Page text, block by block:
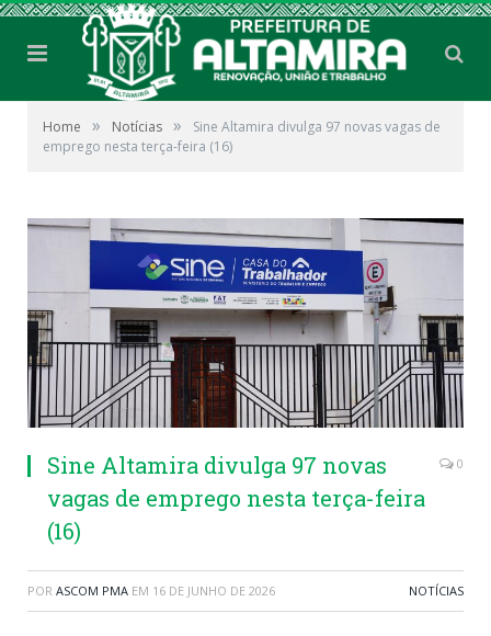
Home » Notícias »
Sine Altamira divulga 97 novas vagas de
emprego nesta terça-feira (16)
Sine Altamira divulga 97 novas
vagas de emprego nesta terça-feira
(16)
0
POR ASCOM PMA EM 16 DE JUNHO DE 2026 NOTÍCIAS